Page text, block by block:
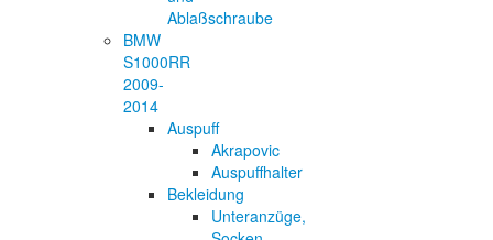
Ablaßschraube
BMW
S1000RR
2009-
2014
Auspuff
Akrapovic
Auspuffhalter
Bekleidung
Unteranzüge,